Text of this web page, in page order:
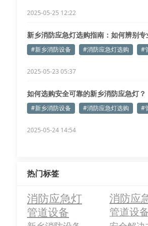
2025-05-25 12:22
新乡消防应急灯选购指南：如何辨别专
#新乡消防设备 #消防应急灯选购 #
2025-05-23 05:37
如何选购安全可靠的新乡消防应急灯？
#新乡消防设备 #消防应急灯选购 #
2025-05-24 14:54
热门标签
消防应急灯 消防应
管道设备 管道设